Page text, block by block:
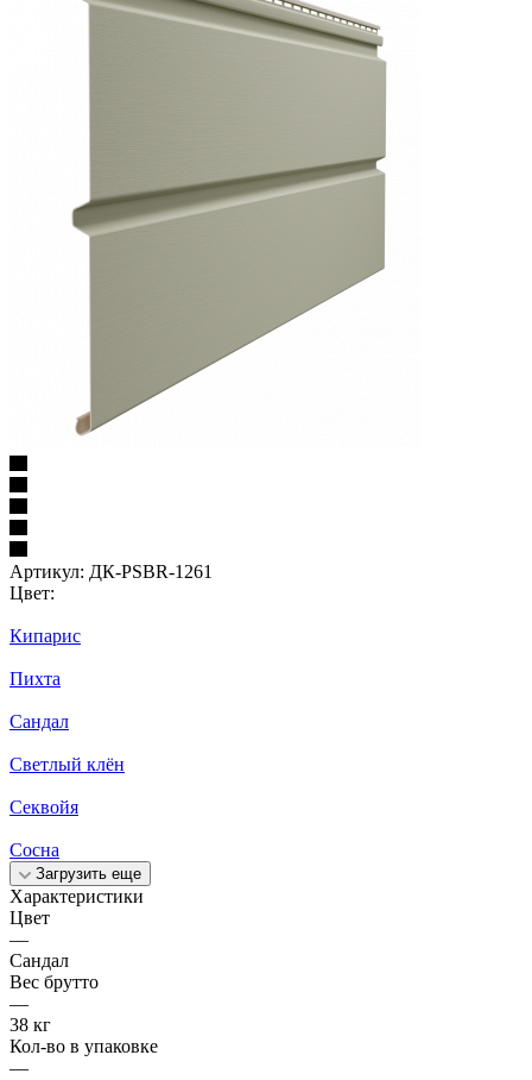
Артикул: ДК-PSBR-1261
Цвет:
Кипарис
Пихта
Сандал
Светлый клён
Секвойя
Сосна
Загрузить еще
Характеристики
Цвет
—
Сандал
Вес брутто
—
38 кг
Кол-во в упаковке
—